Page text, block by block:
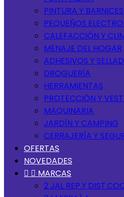
PINTURA Y BARNICES
PEQUEÑOS
CALEFACCIÓN Y
MENAJE DEL HOGAR
ADHESIVOS Y
DROGUERÍA
HERRAMIENTAS
PROTECCIÓN Y
MAQUINARIA
JARDÍN Y CAMPING
CERRAJERÍA Y
OFERTAS
NOVEDADES
  MARCAS
2 JAL REP.Y